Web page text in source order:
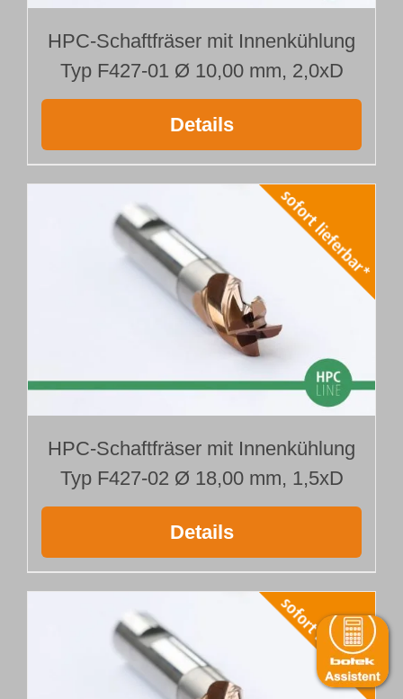
HPC-Schaftfräser mit Innenkühlung
Typ F427-01 Ø 10,00 mm, 2,0xD
Details
HPC-Schaftfräser mit Innenkühlung
Typ F427-02 Ø 18,00 mm, 1,5xD
Details